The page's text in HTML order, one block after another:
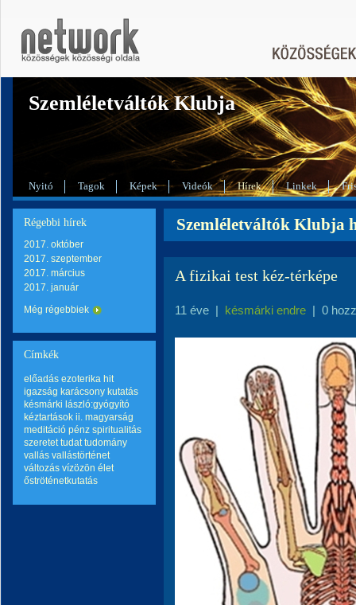
Szemléletváltók Klubja
Nyitó Tagok Képek Videók Hírek Linkek
Régebbi hírek
2017. október
2017. szeptember
2017. március
2017. január
Még régebbiek
Címkék
előadás ezoterika hit
igazság karácsony kutatás
késmárki lászló:gyógyító
kéztartások ii. magyarság
meditáció pénz spiritualitás
szeretet tudat tudomány
vallás vallástörténet
változás vízözön élet
őströténetkutatás
Szemléletváltók Klubja
A fizikai test kéz-térképe
11 éve | késmárki endre | 0